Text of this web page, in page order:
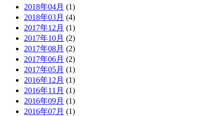
2018年04月 (1)
2018年03月 (4)
2017年12月 (1)
2017年10月 (2)
2017年08月 (2)
2017年06月 (2)
2017年05月 (1)
2016年12月 (1)
2016年11月 (1)
2016年09月 (1)
2016年07月 (1)